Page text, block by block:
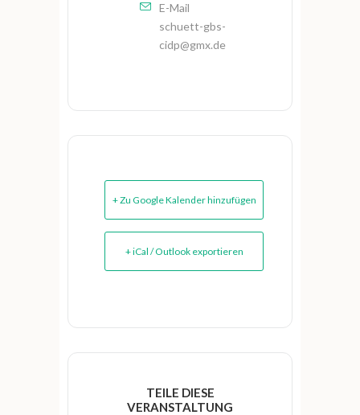
E-Mail
schuett-gbs-
cidp@gmx.de
+ Zu Google Kalender hinzufügen
+ iCal / Outlook exportieren
TEILE DIESE
VERANSTALTUNG